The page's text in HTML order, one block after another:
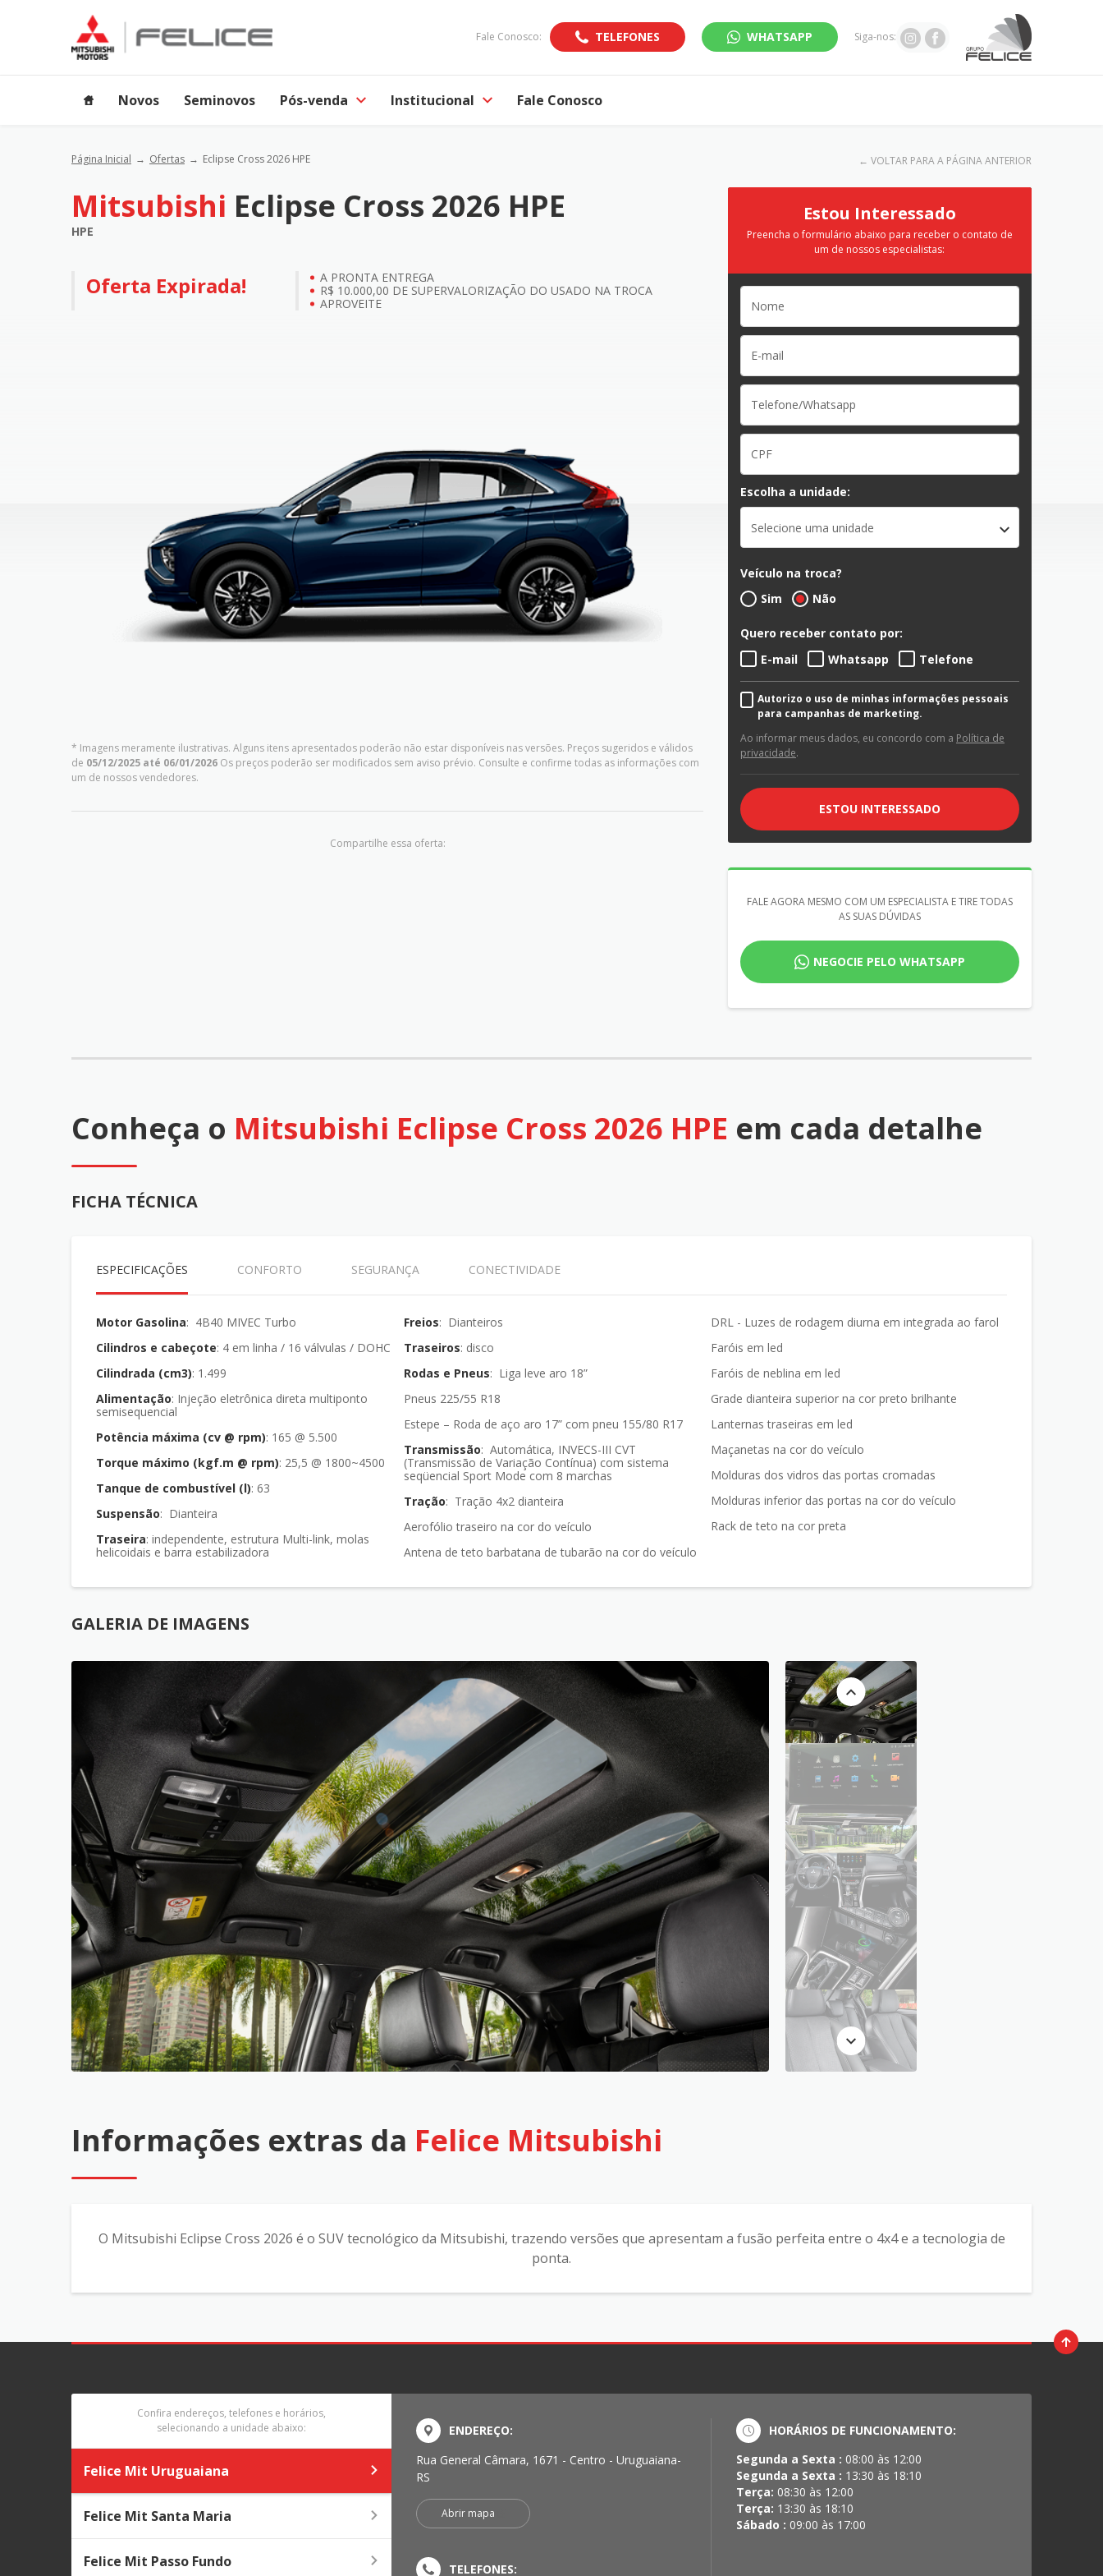
Fale Conosco: TELEFONES WHATSAPP Siga-nos:
Novos Seminovos Pós-venda Institucional Fale Conosco
Página Inicial Ofertas Eclipse Cross 2026 HPE ← VOLTAR PARA A PÁGINA ANTERIOR
Mitsubishi Eclipse Cross 2026 HPE
HPE
Oferta Expirada!
A PRONTA ENTREGA
R$ 10.000,00 DE SUPERVALORIZAÇÃO DO USADO NA TROCA
APROVEITE
* Imagens meramente ilustrativas. Alguns itens apresentados poderão não estar disponíveis nas versões. Preços sugeridos e válidos
de 05/12/2025 até 06/01/2026 Os preços poderão ser modificados sem aviso prévio. Consulte e confirme todas as informações com
um de nossos vendedores.
Compartilhe essa oferta:
Estou Interessado
Preencha o formulário abaixo para receber o contato de
um de nossos especialistas:
Escolha a unidade:
Selecione uma unidade
Veículo na troca?
Sim
Não
Quero receber contato por:
E-mail
Whatsapp Telefone
Autorizo o uso de minhas informações pessoais
para campanhas de marketing.
Ao informar meus dados, eu concordo com a Política de
privacidade.
ESTOU INTERESSADO
FALE AGORA MESMO COM UM ESPECIALISTA E TIRE TODAS
AS SUAS DÚVIDAS
NEGOCIE PELO WHATSAPP
Conheça o Mitsubishi Eclipse Cross 2026 HPE em cada detalhe
FICHA TÉCNICA
ESPECIFICAÇÕES CONFORTO SEGURANÇA CONECTIVIDADE
Motor Gasolina: 4B40 MIVEC Turbo
Cilindros e cabeçote : 4 em linha / 16 válvulas / DOHC
Cilindrada (cm3) : 1.499
Alimentação: Injeção eletrônica direta multiponto
semisequencial
Potência máxima (cv @ rpm) : 165 @ 5.500
Torque máximo (kgf.m @ rpm) : 25,5 @ 1800~4500
Tanque de combustível (l) : 63
Suspensão: Dianteira
Traseira: independente, estrutura Multi-link, molas
helicoidais e barra estabilizadora
Freios: Dianteiros
Traseiros : disco
Rodas e Pneus: Liga leve aro 18”
Pneus 225/55 R18
Estepe – Roda de aço aro 17” com pneu 155/80 R17
Transmissão: Automática, INVECS-III CVT
(Transmissão de Variação Contínua) com sistema
seqüencial Sport Mode com 8 marchas
Tração: Tração 4x2 dianteira
Aerofólio traseiro na cor do veículo
Antena de teto barbatana de tubarão na cor do veículo
DRL - Luzes de rodagem diurna em integrada ao farol
Faróis em led
Faróis de neblina em led
Grade dianteira superior na cor preto brilhante
Lanternas traseiras em led
Maçanetas na cor do veículo
Molduras dos vidros das portas cromadas
Molduras inferior das portas na cor do veículo
Rack de teto na cor preta
GALERIA DE IMAGENS
Informações extras da Felice Mitsubishi
O Mitsubishi Eclipse Cross 2026 é o SUV tecnológico da Mitsubishi, trazendo versões que apresentam a fusão perfeita entre o 4x4 e a tecnologia de
ponta.
Confira endereços, telefones e horários,
selecionando a unidade abaixo:
Felice Mit Uruguaiana
Felice Mit Santa Maria
Felice Mit Passo Fundo
ENDEREÇO:
Rua General Câmara, 1671 - Centro - Uruguaiana-
RS
Abrir mapa
TELEFONES:
HORÁRIOS DE FUNCIONAMENTO:
Segunda a Sexta : 08:00 às 12:00
Segunda a Sexta : 13:30 às 18:10
Terça: 08:30 às 12:00
Terça: 13:30 às 18:10
Sábado : 09:00 às 17:00